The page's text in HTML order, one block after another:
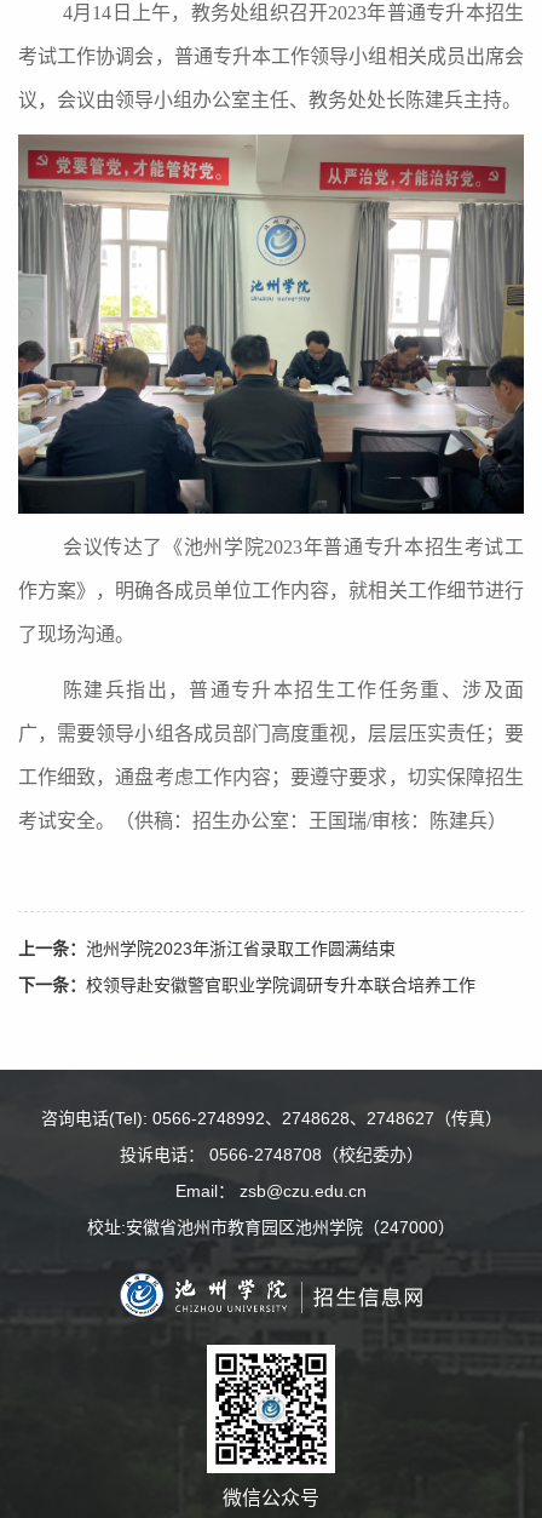
4月 14 日上午，教务处组织召开2023年普通专升本招生
考试工作协调会，普通专升本工作领导小组相关成员出席会
议，会议由领导小组办公室主任、教务处处长陈建兵主持。
会议传达了《池州学院2023年普通专升本招生考试工
作方案》，明确各成员单位工作内容，就相关工作细节进行
了现场沟通。
陈建兵指出，普通专升本招生工作任务重、涉及面
广，需要领导小组各成员部门高度重视，层层压实责任；要
工作细致，通盘考虑工作内容；要遵守要求，切实保障招生
考试安全。（供稿：招生办公室：王国瑞/审核：陈建兵）
上一条： 池州学院2023年浙江省录取工作圆满结束
下一条： 校领导赴安徽警官职业学院调研专升本联合培养工作
咨询电话(Tel): 0566-2748992、2748628、2748627（传真）
投诉电话： 0566-2748708（校纪委办）
Email： zsb@czu.edu.cn
校址:安徽省池州市教育园区池州学院（247000）
微信公众号